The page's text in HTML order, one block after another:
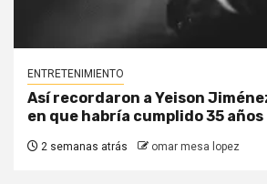
ENTRETENIMIENTO
Así recordaron a Yeison
en que habría cumplido 35 años
2 semanas atrás omar mesa lopez